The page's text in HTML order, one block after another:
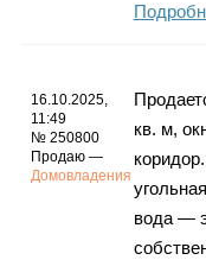
16.10.2025,
11:49
№ 250800
Продаю —
Домовладения
кв. м,
вода —